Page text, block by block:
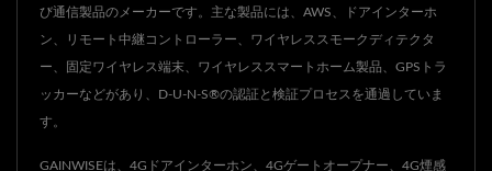
び通信製品のメーカーです。主な製品には、AWS、ドアインターホ
ン、リモート中継コントローラー、ワイヤレススモークディテクタ
ー、固定ワイヤレス端末、ワイヤレススマートホーム製品、GPSトラ
ッカーなどがあり、D-U-N-S®の認証と検証プロセスを通過していま
す。
GAINWISEは、4Gドアインターホン、4Gゲートオープナー、4G煙感